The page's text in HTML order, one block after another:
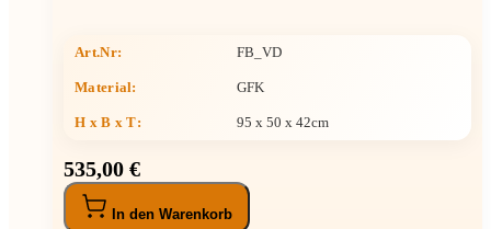
Art.Nr: FB_VD
Material: GFK
H x B x T: 95 x 50 x 42cm
535,00 €
In den Warenkorb